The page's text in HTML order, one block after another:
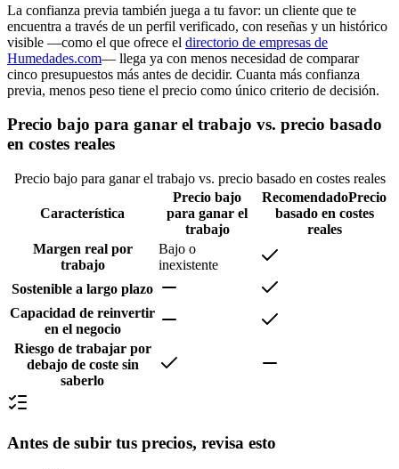
La confianza previa también juega a tu favor: un cliente que te
encuentra a través de un perfil verificado, con reseñas y un histórico
visible —como el que ofrece el directorio de empresas de
Humedades.com— llega ya con menos necesidad de comparar
cinco presupuestos más antes de decidir. Cuanta más confianza
previa, menos peso tiene el precio como único criterio de decisión.
Precio bajo para ganar el trabajo vs. precio basado
en costes reales
Precio bajo para ganar el trabajo vs. precio basado en costes reales
Característica
Precio bajo
para ganar el
trabajo
RecomendadoPrecio
basado en costes
reales
Margen real por
trabajo
Bajo o
inexistente
Sostenible a largo plazo
Capacidad de reinvertir
en el negocio
Riesgo de trabajar por
debajo de coste sin
saberlo
Antes de subir tus precios, revisa esto